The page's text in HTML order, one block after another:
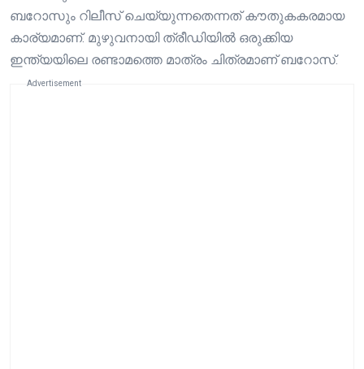
ബറോസും റിലീസ് ചെയ്യുന്നതെന്നത് കൗതുകകരമായ
കാര്യമാണ്. മുഴുവനായി ത്രീഡിയിൽ ഒരുക്കിയ
ഇന്ത്യയിലെ രണ്ടാമത്തെ മാത്രം ചിത്രമാണ് ബറോസ്.
Advertisement